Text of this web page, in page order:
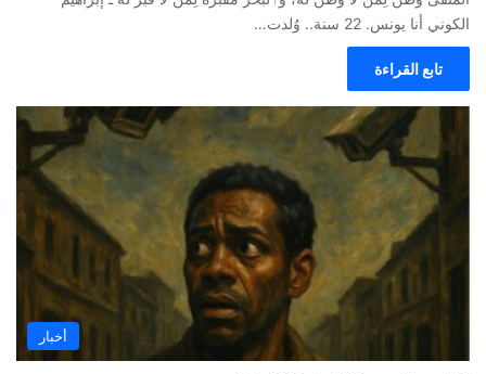
الكوني أنا يونس. 22 سنة.. وُلدت…
تابع القراءة
أخبار